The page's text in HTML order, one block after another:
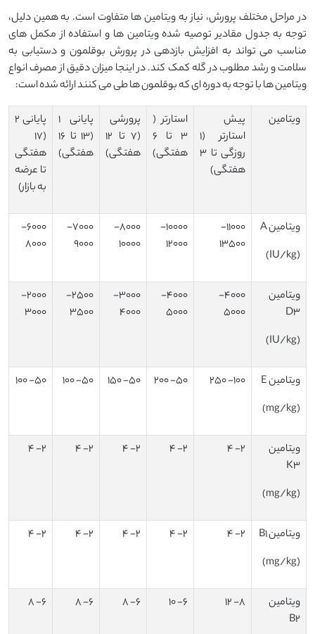
در مراحل مختلف پرورش، نیاز به ویتامین‌ ها متفاوت است. به همین دلیل،
توجه به جدول مقادیر توصیه ‌شده ویتامین ‌ها و استفاده از مکمل ‌های
مناسب می‌ تواند به افزایش بازدهی در پرورش بوقلمون و دستیابی به
سلامت و رشد مطلوب در گله کمک کند. در اینجا میزان دقیق از مصرف انواع
ویتامین ها با توجه به دوره ای که بوقلمون ها طی می کنند ارائه شده است:
ویتامین
پیش
استارتر (1
روزگی تا 3
هفتگی)
استارتر (
3 تا 6
هفتگی)
پرورشی
(7 تا 12
هفتگی)
پایانی 1
(13 تا 16
هفتگی)
پایانی 2
(17
هفتگی
تا عرضه
به بازار)
ویتامین A
(IU/kg)
11000-
13500
10000-
12000
8000-
10000
7000-
9000
6000-
8000
ویتامین
D3
(IU/kg)
4000-
5000
4000-
5000
3000-
4000
2500-
3500
2000-
3000
ویتامین E
(mg/kg)
100- 250
50- 200
50- 150
50- 100
50- 100
ویتامین
K3
(mg/kg)
2- 4
2- 4
2- 4
2- 4
2- 4
ویتامین B1
(mg/kg)
2- 4
2- 4
2- 4
2- 4
2- 4
ویتامین
B2
8- 12
6- 10
6- 8
6- 8
6- 8